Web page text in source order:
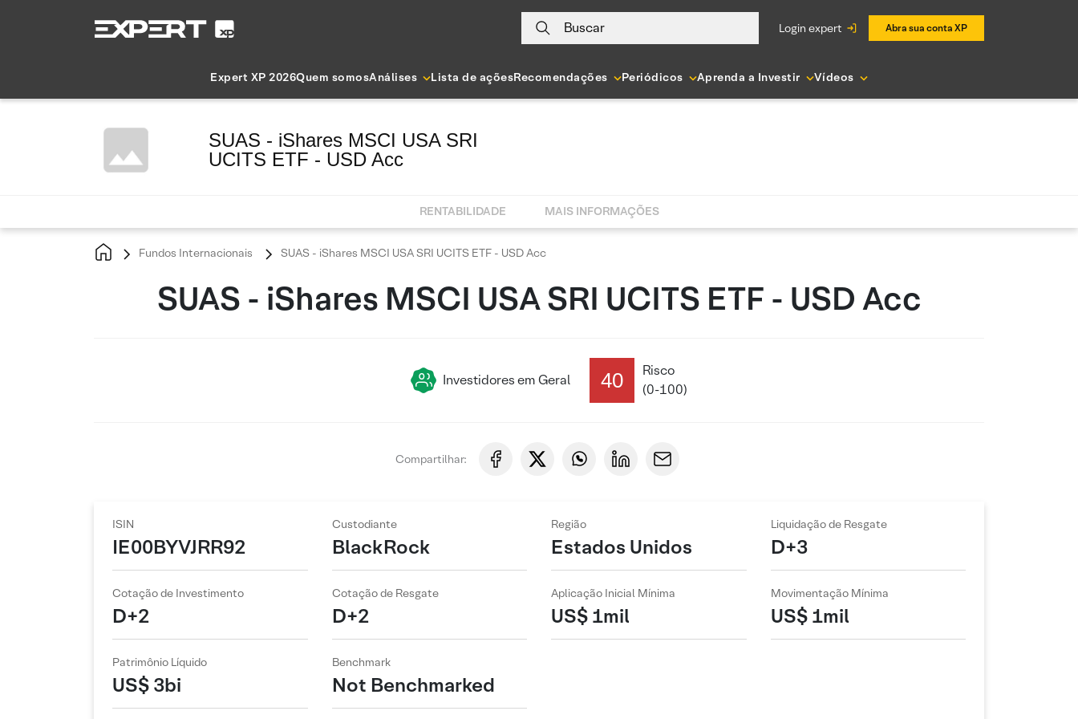
Buscar login expert Abra sua conta XP
Expert XP 2026Quem somosAnálises Lista de açõesRecomendações Periódicos Aprenda a Investir Vídeos
SUAS - iShares MSCI USA SRI
UCITS ETF - USD Acc
RENTABILIDADE MAIS INFORMAÇÕES
Fundos Internacionais SUAS - iShares MSCI USA SRI UCITS ETF - USD Acc
SUAS - iShares MSCI USA SRI UCITS ETF - USD Acc
Investidores em Geral 40
Risco
(0-100)
Compartilhar:
ISIN
IE00BYVJRR92
Custodiante
BlackRock
Região
Estados Unidos
Liquidação de Resgate
D+3
Cotação de Investimento
D+2
Cotação de Resgate
D+2
Aplicação Inicial Mínima
US$ 1mil
Movimentação Mínima
US$ 1mil
Patrimônio Líquido
US$ 3bi
Benchmark
Not Benchmarked